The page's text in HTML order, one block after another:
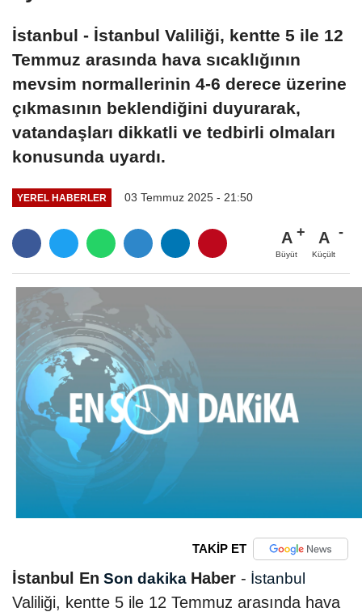
İstanbul - İstanbul Valiliği, kentte 5 ile 12
Temmuz arasında hava sıcaklığının
mevsim normallerinin 4-6 derece üzerine
çıkmasının beklendiğini duyurarak,
vatandaşları dikkatli ve tedbirli olmaları
konusunda uyardı.
YEREL HABERLER 03 Temmuz 2025 - 21:50
A
Büyüt
A
Küçült
TAKİP ET
İstanbul En Son dakika Haber - İstanbul
Valiliği, kentte 5 ile 12 Temmuz arasında hava